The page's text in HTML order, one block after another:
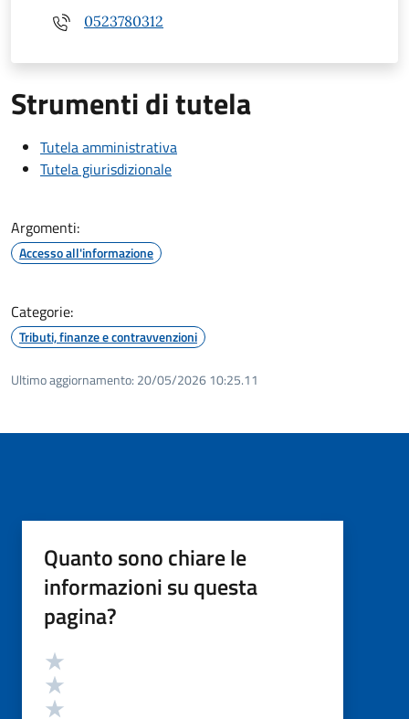
0523780312
Strumenti di tutela
Tutela amministrativa
Tutela giurisdizionale
Argomenti:
Accesso all'informazione
Categorie:
Tributi, finanze e contravvenzioni
Ultimo aggiornamento: 20/05/2026 10:25.11
Quanto sono chiare le
informazioni su questa
pagina?
Valutazione